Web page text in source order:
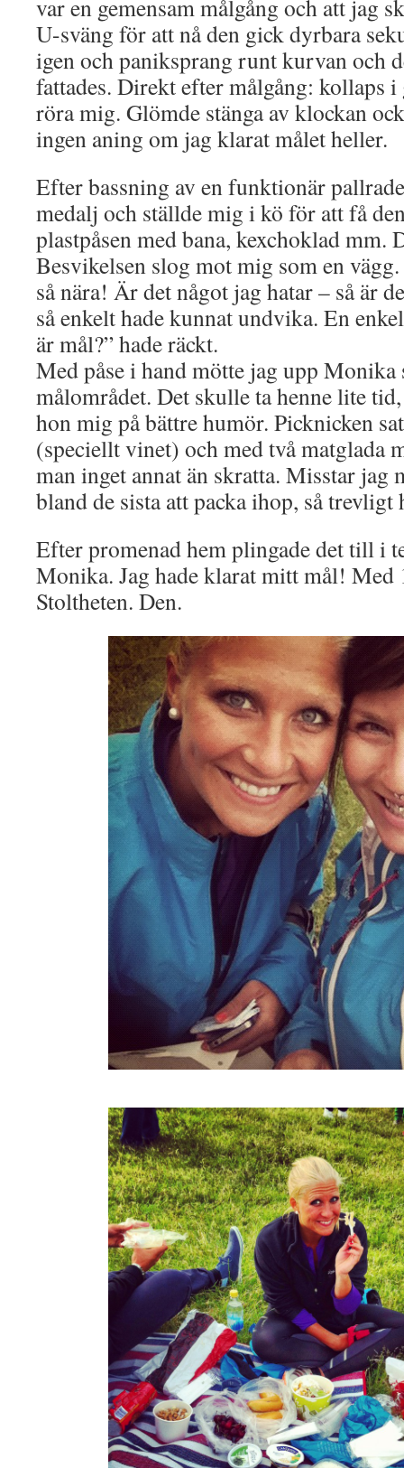
var en gemensam målgång och att jag
U-sväng för att nå den gick dyrbara
igen och paniksprang runt kurvan och
fattades. Direkt efter målgång: kollaps i
röra mig. Glömde stänga av klockan
ingen aning om jag klarat målet heller.
Efter bassning av en funktionär
medalj och ställde mig i kö för att få
plastpåsen med bana, kexchoklad mm.
Besvikelsen slog mot mig som en
så nära! Är det något jag hatar – så är
så enkelt hade kunnat undvika. En
är mål?” hade räckt.
Med påse i hand mötte jag upp Monika
målområdet. Det skulle ta henne lite
hon mig på bättre humör. Picknicken
(speciellt vinet) och med två matglada
man inget annat än skratta. Misstar jag
bland de sista att packa ihop, så trevligt
Efter promenad hem plingade det till i
Monika. Jag hade klarat mitt mål! Med
Stoltheten. Den.